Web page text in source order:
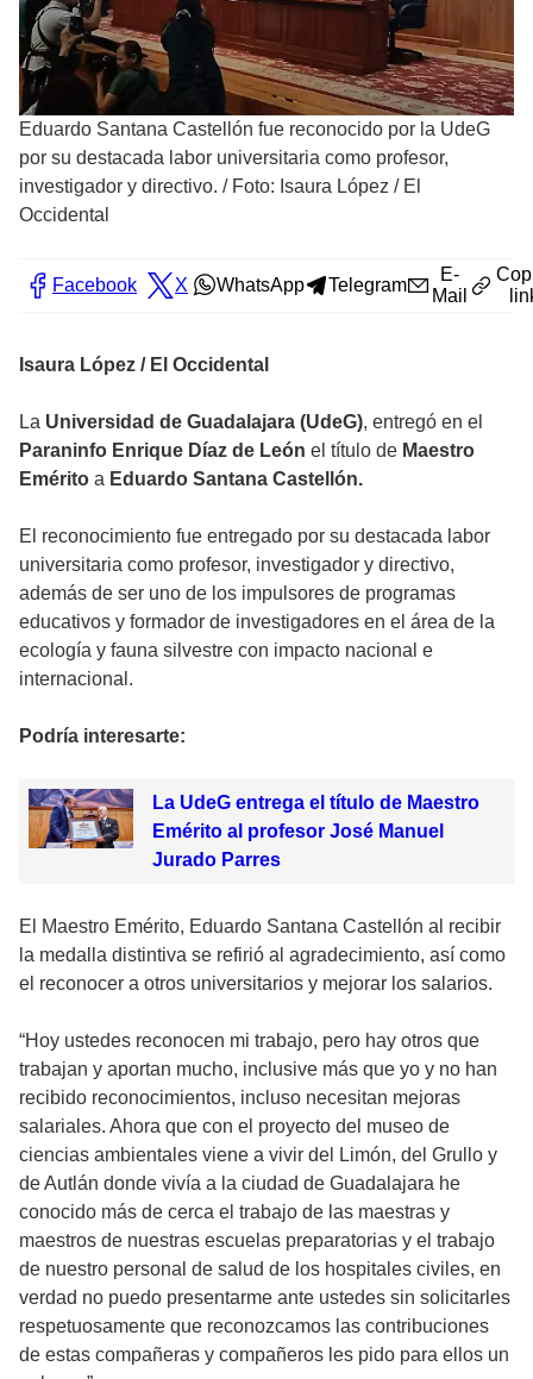
Eduardo Santana Castellón fue reconocido por la UdeG
por su destacada labor universitaria como profesor,
investigador y directivo. / Foto: Isaura López / El
Occidental
Facebook X WhatsApp Telegram
E-
Mail
Isaura López / El Occidental
La Universidad de Guadalajara (UdeG), entregó en el
Paraninfo Enrique Díaz de León el título de Maestro
Emérito a Eduardo Santana Castellón.
El reconocimiento fue entregado por su destacada labor
universitaria como profesor, investigador y directivo,
además de ser uno de los impulsores de programas
educativos y formador de investigadores en el área de la
ecología y fauna silvestre con impacto nacional e
internacional.
Podría interesarte:
La UdeG entrega el título de Maestro
Emérito al profesor José Manuel
Jurado Parres
El Maestro Emérito, Eduardo Santana Castellón al recibir
la medalla distintiva se refirió al agradecimiento, así como
el reconocer a otros universitarios y mejorar los salarios.
“Hoy ustedes reconocen mi trabajo, pero hay otros que
trabajan y aportan mucho, inclusive más que yo y no han
recibido reconocimientos, incluso necesitan mejoras
salariales. Ahora que con el proyecto del museo de
ciencias ambientales viene a vivir del Limón, del Grullo y
de Autlán donde vivía a la ciudad de Guadalajara he
conocido más de cerca el trabajo de las maestras y
maestros de nuestras escuelas preparatorias y el trabajo
de nuestro personal de salud de los hospitales civiles, en
verdad no puedo presentarme ante ustedes sin solicitarles
respetuosamente que reconozcamos las contribuciones
de estas compañeras y compañeros les pido para ellos un